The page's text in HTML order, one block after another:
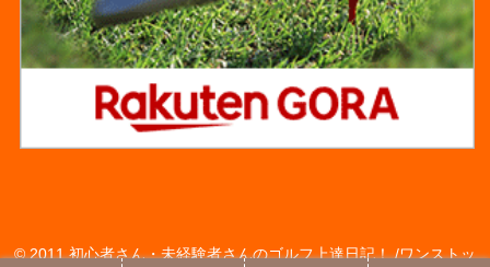
© 2011 初心者さん・未経験者さんのゴルフ上達日記！ /ワンストッ